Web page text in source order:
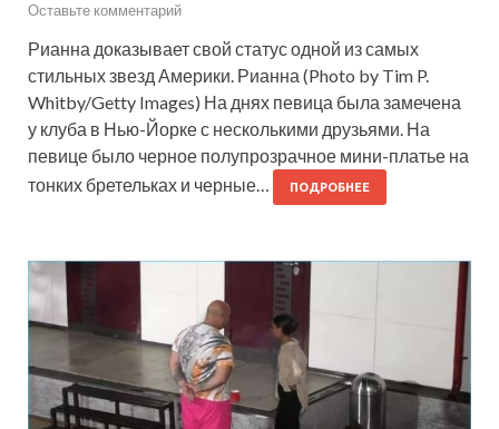
Оставьте комментарий
Рианна доказывает свой статус одной из самых
стильных звезд Америки. Рианна (Photo by Tim P.
Whitby/Getty Images) На днях певица была замечена
у клуба в Нью-Йорке с несколькими друзьями. На
певице было черное полупрозрачное мини-платье на
тонких бретельках и черные…
ПОДРОБНЕЕ